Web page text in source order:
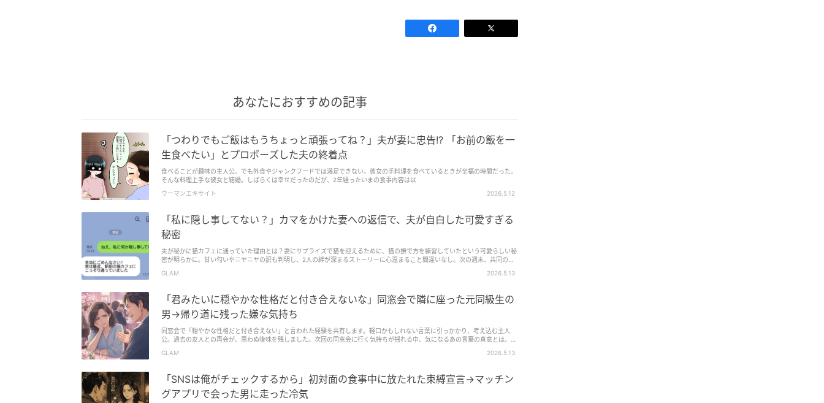
あなたにおすすめの記事
「つわりでもご飯はもうちょっと頑張ってね？」夫が妻に忠告!? 「お前の飯を一
生食べたい」とプロポーズした夫の終着点
食べることが趣味の主人公。でも外食やジャンクフードでは満足できない。彼女の手料理を食べているときが至福の時間だった。
そんな料理上手な彼女と結婚。しばらくは幸せだったのだが、2年経ったいまの食事内容は以
ウーマンエキサイト
2026.5.12
「私に隠し事してない？」カマをかけた妻への返信で、夫が自白した可愛すぎる
秘密
夫が秘かに猫カフェに通っていた理由とは？妻にサプライズで猫を迎えるために、猫の撫で方を練習していたという可愛らしい秘
密が明らかに。甘い匂いやニヤニヤの訳も判明し、2人の絆が深まるストーリーに心温まること間違いなし。次の週末、共同の冒
GLAM 2026.5.13
「君みたいに穏やかな性格だと付き合えないな」同窓会で隣に座った元同級生の
男→帰り道に残った嫌な気持ち
同窓会で「穏やかな性格だと付き合えない」と言われた経験を共有します。軽口かもしれない言葉に引っかかり、考え込む主人
公。過去の友人との再会が、思わぬ後味を残しました。次回の同窓会に行く気持ちが揺れる中、気になるあの言葉の真意とは。彼
GLAM 2026.5.13
「SNSは俺がチェックするから」初対面の食事中に放たれた束縛宣言→マッチン
グアプリで会った男に走った冷気